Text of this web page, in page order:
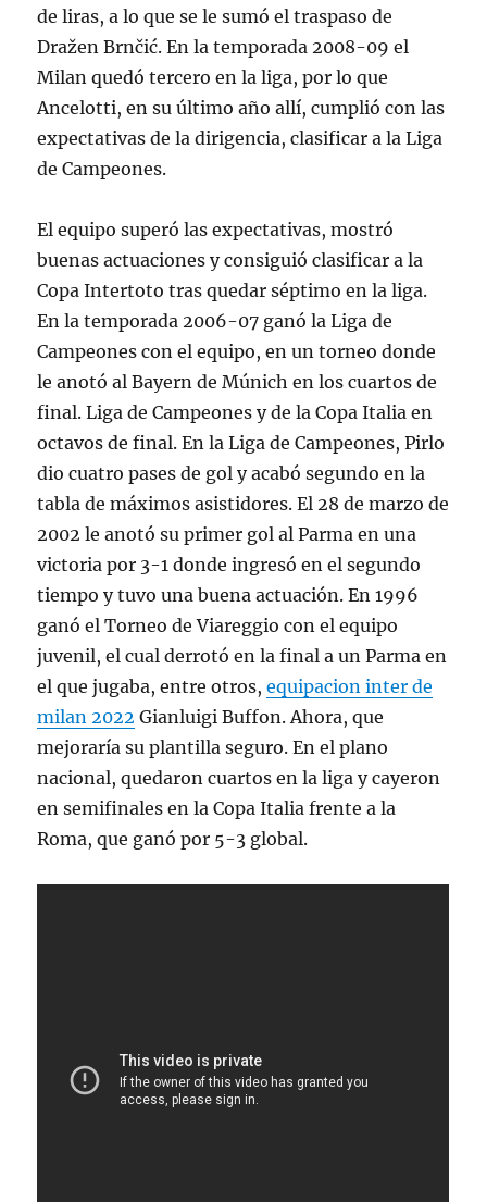
de liras, a lo que se le sumó el traspaso de
Dražen Brnčić. En la temporada 2008-09 el
Milan quedó tercero en la liga, por lo que
Ancelotti, en su último año allí, cumplió con las
expectativas de la dirigencia, clasificar a la Liga
de Campeones.
El equipo superó las expectativas, mostró
buenas actuaciones y consiguió clasificar a la
Copa Intertoto tras quedar séptimo en la liga.
En la temporada 2006-07 ganó la Liga de
Campeones con el equipo, en un torneo donde
le anotó al Bayern de Múnich en los cuartos de
final. Liga de Campeones y de la Copa Italia en
octavos de final. En la Liga de Campeones, Pirlo
dio cuatro pases de gol y acabó segundo en la
tabla de máximos asistidores. El 28 de marzo de
2002 le anotó su primer gol al Parma en una
victoria por 3-1 donde ingresó en el segundo
tiempo y tuvo una buena actuación. En 1996
ganó el Torneo de Viareggio con el equipo
juvenil, el cual derrotó en la final a un Parma en
el que jugaba, entre otros,equipacion inter de
milan 2022 Gianluigi Buffon. Ahora, que
mejoraría su plantilla seguro. En el plano
nacional, quedaron cuartos en la liga y cayeron
en semifinales en la Copa Italia frente a la
Roma, que ganó por 5-3 global.